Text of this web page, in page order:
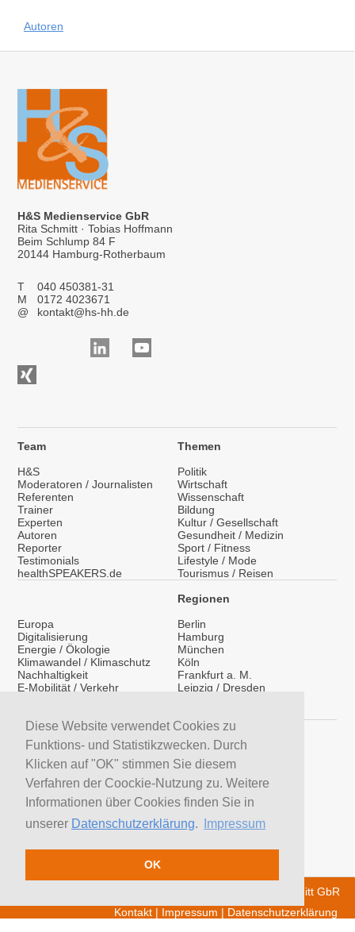
Diese Website verwendet Cookies zu
Funktions- und Statistikzwecken. Durch
Klicken auf "OK" stimmen Sie diesem
Verfahren der Coockie-Nutzung zu. Weitere
Informationen über Cookies finden Sie in
unserer Datenschutzerklärung. Impressum
OK
Autoren
H&S Medienservice GbR
Rita Schmitt · Tobias Hoffmann
Beim Schlump 84 F
20144 Hamburg-Rotherbaum
T
040 450381-31
M
0172 4023671
@
kontakt@hs-hh.de
Team
H&S
Moderatoren / Journalisten
Referenten
Trainer
Experten
Autoren
Reporter
Testimonials
healthSPEAKERS.de
Themen
Politik
Wirtschaft
Wissenschaft
Bildung
Kultur / Gesellschaft
Gesundheit / Medizin
Sport / Fitness
Lifestyle / Mode
Tourismus / Reisen
Europa
Digitalisierung
Energie / Ökologie
Klimawandel / Klimaschutz
Nachhaltigkeit
E-Mobilität / Verkehr
Vorträge / Keynotes
Regionen
Berlin
Hamburg
München
Köln
Frankfurt a. M.
Leipzig / Dresden
Service
LinkedIn
YouTube Moderatoren
YouTube Referenten
H&S News
Moderatoren suchen
Trainer suchen
© 2026 H&S Medienservice - Tobias Hoffmann Rita Schmitt GbR
Kontakt | Impressum | Datenschutzerklärung